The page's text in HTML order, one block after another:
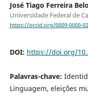
José Tiago Ferreira Belo
Universidade Federal de
https://orcid.org/0009-0000-
DOI: https://doi.org/
Palavras-chave:
Linguagem, eleições